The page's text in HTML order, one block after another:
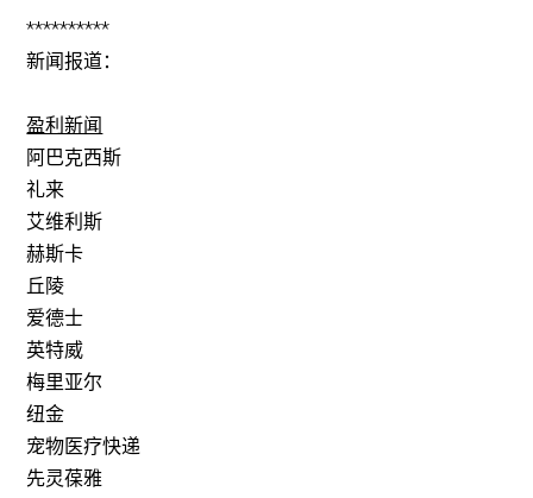
**********
新闻报道：
盈利新闻
阿巴克西斯
礼来
艾维利斯
赫斯卡
丘陵
爱德士
英特威
梅里亚尔
纽金
宠物医疗快递
先灵葆雅